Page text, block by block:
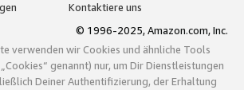
Kontaktiere uns
© 1996-2025, Amazon.com, Inc.
verwenden wir Cookies und ähnliche Tools
genannt) nur, um Dir Dienstleistungen
Deiner Authentifizierung, der Erhaltung